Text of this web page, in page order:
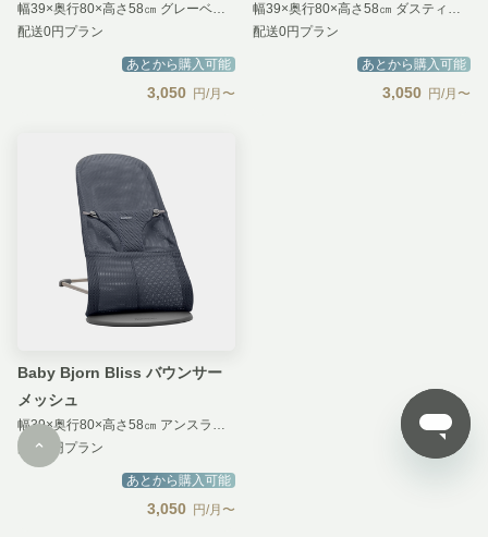
幅39×奥行80×高さ58㎝ グレーベージュ 汚損補償 付き
配送0円プラン
あとから購入可能
3,050 円/月〜
幅39×奥行80×高さ58㎝ ダスティピンク 汚損補償 付き
配送0円プラン
あとから購入可能
3,050 円/月〜
Baby Bjorn Bliss バウンサー
メッシュ
幅39×奥行80×高さ58㎝ アンスラサイト 汚損補償 付き
配送0円プラン
あとから購入可能
3,050 円/月〜